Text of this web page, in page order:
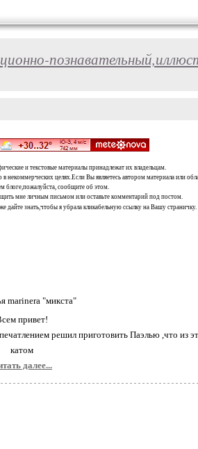
и текстовые материалы принадлежат их владельцам.
целях.Если Вы являетесь автором материала или
блоге,пожалуйста, сообщите об этом.
мне личным письмом или оставьте комментарий под постом.
дайте знать,чтобы я убрала кликабельную ссылку на Вашу страничку.
привет!
решил приготовить Паэлью ,что из
катом
далее...